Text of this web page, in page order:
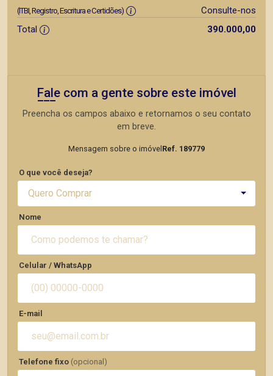
(ITBI, Registro, Escritura e Certidões)
Consulte-nos
Total
390.000,00
Fale com a gente sobre este imóvel
Preencha os campos abaixo e retornamos o seu contato
em breve.
Mensagem sobre o imóvel Ref. 189779
O que você deseja?
Quero Comprar
Nome
Celular / WhatsApp
E-mail
Telefone fixo (opcional)